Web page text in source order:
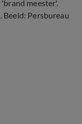
meester'.
Beeld: Persbureau